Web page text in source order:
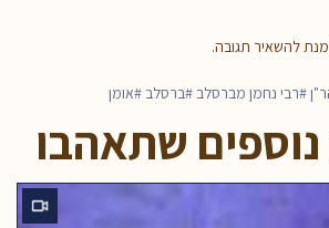
להשאיר תגובה.
רבי נחמן מברסלב ברסלב אומן
שתאהבו